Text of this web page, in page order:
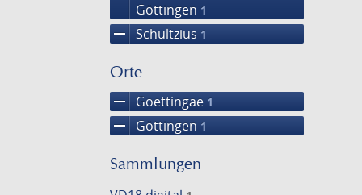
Göttingen 1
remove Schultzius 1
Orte
remove Goettingae 1
remove Göttingen 1
Sammlungen